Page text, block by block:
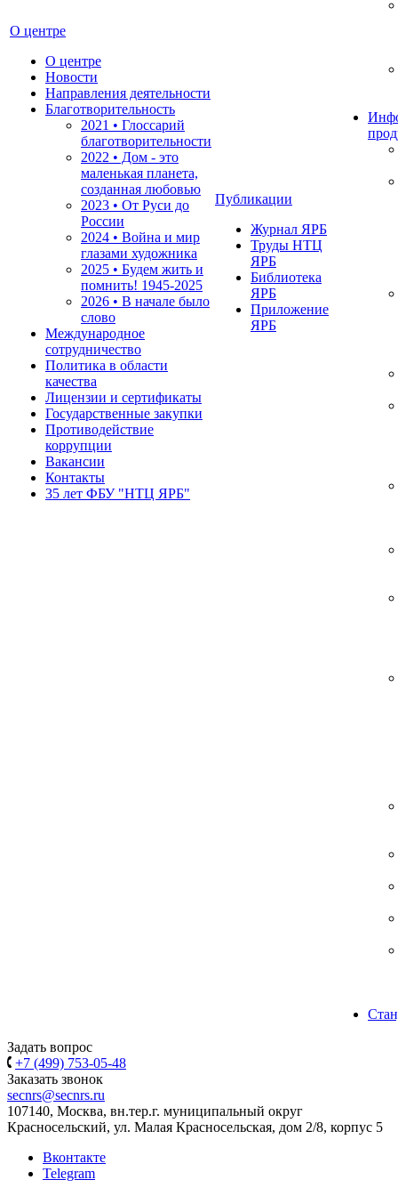
О центре
О центре
Новости
Направления деятельности
Благотворительность
2021 • Глоссарий
благотворительности
2022 • Дом - это
маленькая планета,
созданная любовью
2023 • От Руси до
России
2024 • Война и мир
глазами художника
2025 • Будем жить и
помнить! 1945-2025
2026 • В начале было
слово
Международное
сотрудничество
Политика в области
качества
Лицензии и сертификаты
Государственные закупки
Противодействие
коррупции
Вакансии
Контакты
35 лет ФБУ "НТЦ ЯРБ"
Публикации
Журнал ЯРБ
Труды НТЦ
ЯРБ
Библиотека
ЯРБ
Приложение
ЯРБ
Задать вопрос
+7 (499) 753-05-48
Заказать звонок
secnrs@secnrs.ru
107140, Москва, вн.тер.г. муниципальный округ
Красносельский, ул. Малая Красносельская, дом 2/8, корпус 5
Вконтакте
Telegram